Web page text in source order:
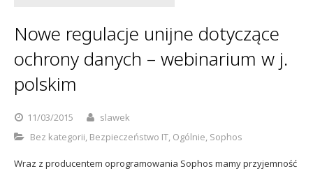
Nowe regulacje unijne dotyczące
ochrony danych – webinarium w j.
polskim
11/03/2015
slawek
Bez kategorii, Bezpieczeństwo IT, Ogólnie, Sophos
Wraz z producentem oprogramowania Sophos mamy przyjemność